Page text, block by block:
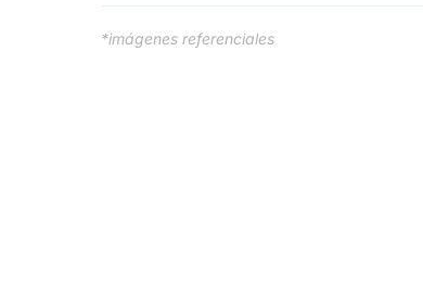
*imágenes referenciales